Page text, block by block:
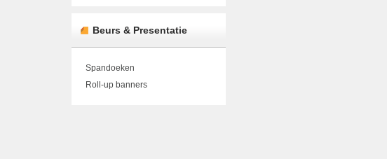
Beurs & Presentatie
Spandoeken
Roll-up banners